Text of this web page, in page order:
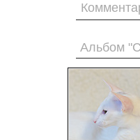
Альбом